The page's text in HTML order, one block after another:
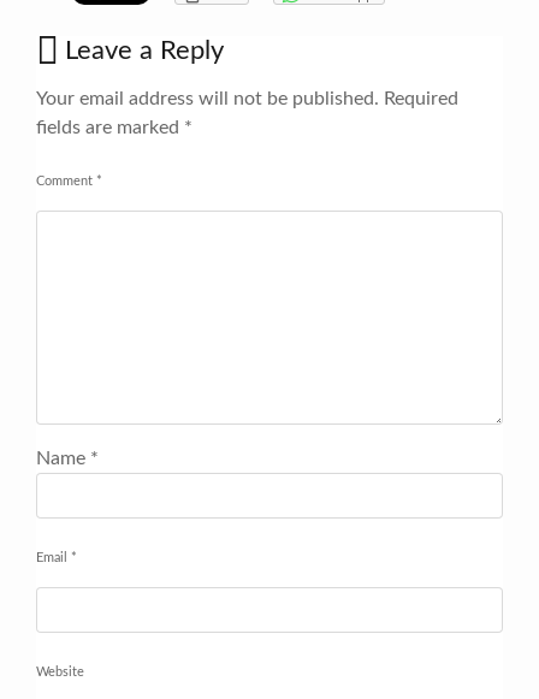
Leave a Reply
Your email address will not be published. Required
fields are marked *
Comment *
Name *
Email *
Website